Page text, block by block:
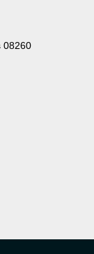
08260